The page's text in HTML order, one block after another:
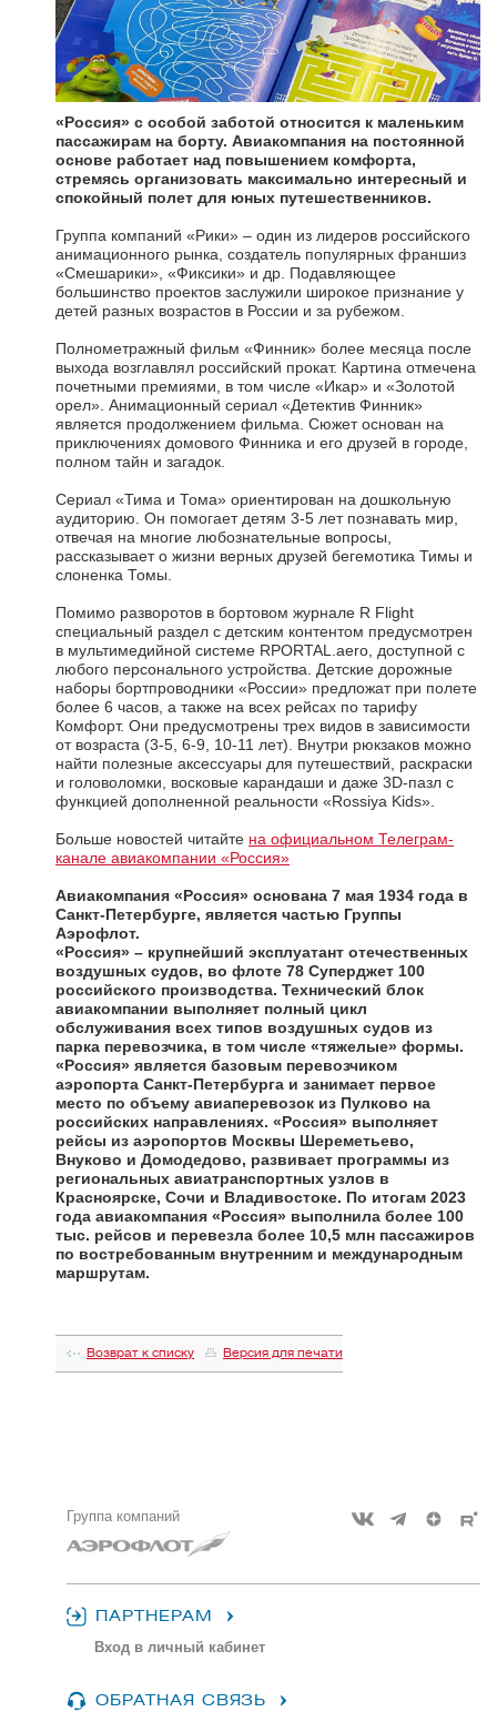
«Россия» с особой заботой относится к маленьким
пассажирам на борту. Авиакомпания на постоянной
основе работает над повышением комфорта,
стремясь организовать максимально интересный и
спокойный полет для юных путешественников.
Группа компаний «Рики» – один из лидеров российского
анимационного рынка, создатель популярных франшиз
«Смешарики», «Фиксики» и др. Подавляющее
большинство проектов заслужили широкое признание у
детей разных возрастов в России и за рубежом.
Полнометражный фильм «Финник» более месяца после
выхода возглавлял российский прокат. Картина отмечена
почетными премиями, в том числе «Икар» и «Золотой
орел». Анимационный сериал «Детектив Финник»
является продолжением фильма. Сюжет основан на
приключениях домового Финника и его друзей в городе,
полном тайн и загадок.
Сериал «Тима и Тома» ориентирован на дошкольную
аудиторию. Он помогает детям 3-5 лет познавать мир,
отвечая на многие любознательные вопросы,
рассказывает о жизни верных друзей бегемотика Тимы и
слоненка Томы.
Помимо разворотов в бортовом журнале R Flight
специальный раздел с детским контентом предусмотрен
в мультимедийной системе RPORTAL.aero, доступной с
любого персонального устройства. Детские дорожные
наборы бортпроводники «России» предложат при полете
более 6 часов, а также на всех рейсах по тарифу
Комфорт. Они предусмотрены трех видов в зависимости
от возраста (3-5, 6-9, 10-11 лет). Внутри рюкзаков можно
найти полезные аксессуары для путешествий, раскраски
и головоломки, восковые карандаши и даже 3D-пазл с
функцией дополненной реальности «Rossiya Kids».
Больше новостей читайте на официальном Телеграм-
канале авиакомпании «Россия»
Авиакомпания «Россия» основана 7 мая 1934 года в
Санкт-Петербурге, является частью Группы
Аэрофлот.
«Россия» – крупнейший эксплуатант отечественных
воздушных судов, во флоте 78 Суперджет 100
российского производства. Технический блок
авиакомпании выполняет полный цикл
обслуживания всех типов воздушных судов из
парка перевозчика, в том числе «тяжелые» формы.
«Россия» является базовым перевозчиком
аэропорта Санкт-Петербурга и занимает первое
место по объему авиаперевозок из Пулково на
российских направлениях. «Россия» выполняет
рейсы из аэропортов Москвы Шереметьево,
Внуково и Домодедово, развивает программы из
региональных авиатранспортных узлов в
Красноярске, Сочи и Владивостоке. По итогам 2023
года авиакомпания «Россия» выполнила более 100
тыс. рейсов и перевезла более 10,5 млн пассажиров
по востребованным внутренним и международным
маршрутам.
Возврат к списку Версия для печати
Группа компаний
ПАРТНЕРАМ
Вход в личный кабинет
ОБРАТНАЯ СВЯЗЬ